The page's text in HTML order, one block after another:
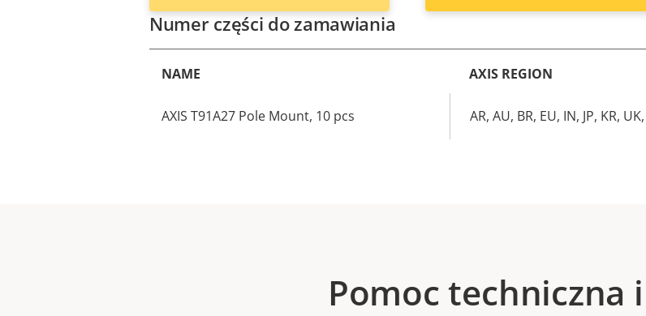
Numer części do zamawiania
NAME AXIS REGION
AXIS T91A27 Pole Mount, 10 pcs AR, AU, BR, EU, IN, JP, KR,
Pomoc techniczna